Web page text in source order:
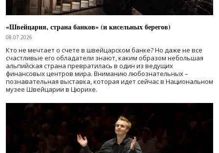
«Швейцария, страна банков» (и кисельных берегов)
08.07.2026
Кто не мечтает о счете в швейцарском банке? Но даже не все
счастливые его обладатели знают, каким образом небольшая
альпийская страна превратилась в один из ведущих
финансовых центров мира. Вниманию любознательных –
познавательная выставка, которая идет сейчас в Национальном
музее Швейцарии в Цюрихе.